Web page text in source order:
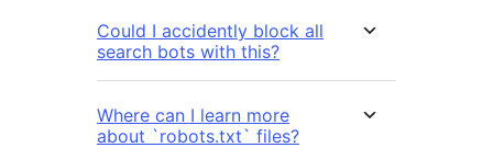
Could I accidently block all
search bots with this?
Where can I learn more
about `robots.txt` files?